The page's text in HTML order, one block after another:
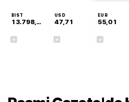
BIST
13.798,82
USD
47,71
EUR
55,01